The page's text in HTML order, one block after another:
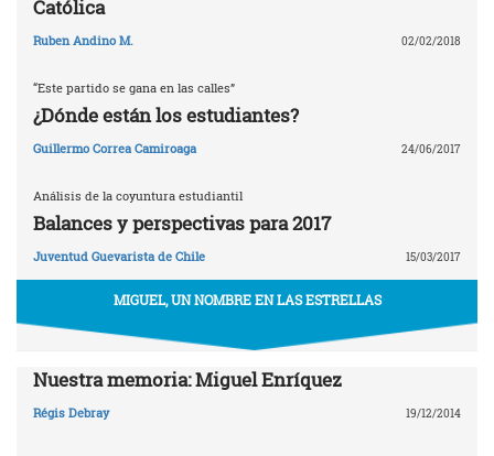
Católica
Ruben Andino M. 02/02/2018
“Este partido se gana en las calles”
¿Dónde están los estudiantes?
Guillermo Correa Camiroaga 24/06/2017
Análisis de la coyuntura estudiantil
Balances y perspectivas para 2017
Juventud Guevarista de Chile 15/03/2017
MIGUEL, UN NOMBRE EN LAS ESTRELLAS
Nuestra memoria: Miguel Enríquez
Régis Debray 19/12/2014